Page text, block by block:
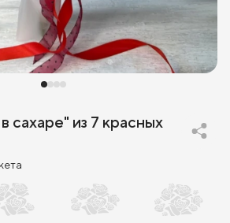
сахаре" из 7 красных